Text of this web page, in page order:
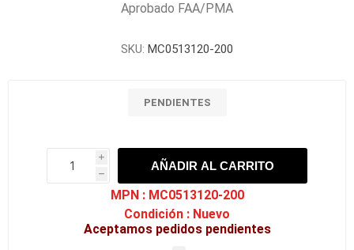
Aprobado FAA/PMA
SKU: MC0513120-200
PENDIENTES
i
h
h
AÑADIR AL CARRITO
MPN : MC0513120-200
Condición : Nuevo
Aceptamos pedidos pendientes